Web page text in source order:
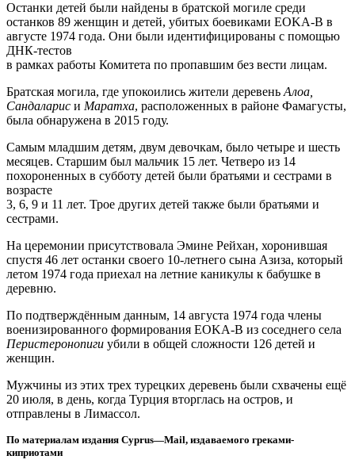
Останки детей были найдены в братской могиле среди
останков 89 женщин и детей, убитых боевиками EOKA-B в
августе 1974 года. Они были идентифицированы с помощью
ДНК-тестов
в рамках работы Комитета по пропавшим без вести лицам.
Братская могила, где упокоились жители деревеньАлоа,
Сандаларис и Маратха, расположенных в районе Фамагусты,
была обнаружена в 2015 году.
Самым младшим детям, двум девочкам, было четыре и шесть
месяцев. Старшим был мальчик 15 лет. Четверо из 14
похороненных в субботу детей были братьями и сестрами в
возрасте
3, 6, 9 и 11 лет. Трое других детей также были братьями и
сестрами.
На церемонии присутствовала Эмине Рейхан, хоронившая
спустя 46 лет останки своего 10-летнего сына Азиза, который
летом 1974 года приехал на летние каникулы к бабушке в
деревню.
По подтверждённым данным, 14 августа 1974 года члены
военизированного формирования EOKA-B из соседнего села
Перистеронопиги убили в общей сложности 126 детей и
женщин.
Мужчины из этих трех турецких деревень были схвачены ещё
20 июля, в день, когда Турция вторглась на остров, и
отправлены в Лимассол.
По материалам издания Cyprus—Mail, издаваемого греками-
киприотами